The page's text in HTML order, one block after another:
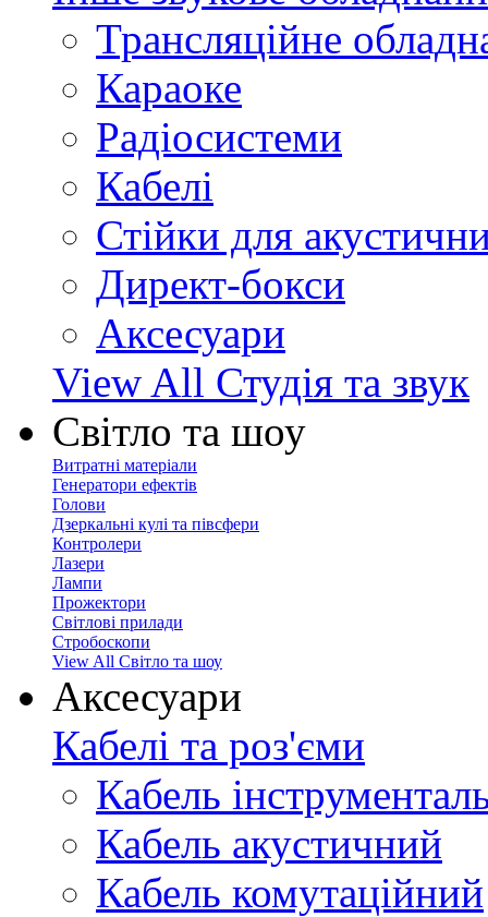
Трансляційне
Караоке
Радіосистеми
Кабелі
Стійки для
Директ-бокси
Аксесуари
View All Студія та звук
Світло та шоу
Витратні матеріали
Генератори ефектів
Голови
Дзеркальні кулі та півсфери
Контролери
Лазери
Лампи
Прожектори
Світлові прилади
Стробоскопи
View All Світло та шоу
Аксесуари
Кабелі та роз'єми
Кабель
Кабель акустичний
Кабель комутаційний